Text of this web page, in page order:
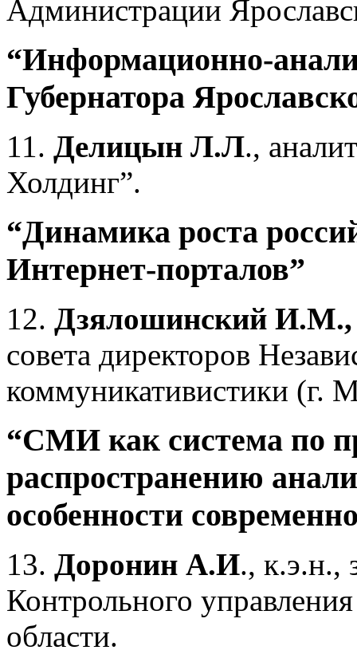
Администрации
“Информационно-
Губернатора
11. Делицын Л.Л.,
Холдинг”.
“Динамика роста
Интернет-порталов”
12. Дзялошинский И.М.,
совета директоров
коммуникативистики (г.
“СМИ как система по
распространению
особенности
13. Доронин А.И., к.э.н.,
Контрольного
области.